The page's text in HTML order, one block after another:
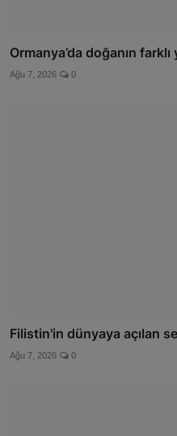
Ormanya’da doğanın farklı
Ağu 7, 2026 0
Filistin'in dünyaya açılan
Ağu 7, 2026 0